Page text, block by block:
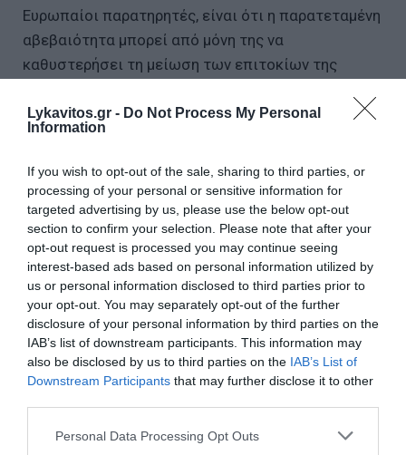
Lykavitos.gr - Do Not Process My Personal
Information
If you wish to opt-out of the sale, sharing to third parties, or
processing of your personal or sensitive information for
targeted advertising by us, please use the below opt-out
section to confirm your selection. Please note that after your
opt-out request is processed you may continue seeing
interest-based ads based on personal information utilized by
us or personal information disclosed to third parties prior to
your opt-out. You may separately opt-out of the further
disclosure of your personal information by third parties on the
IAB’s list of downstream participants. This information may
also be disclosed by us to third parties on the IAB’s List of
Downstream Participants that may further disclose it to other
Please note that this website/app uses one or more Google
Personal Data Processing Opt Outs
Ευρωπαίοι παρατηρητές, είναι ότι η παρατεταμένη
αβεβαιότητα μπορεί από μόνη της να
καθυστερήσει τη μείωση των επιτοκίων της
Αμερικανός Πρόεδρος.
στο νότιο τμήμα
ΗΠΑ: Τεράστιες περικοπές στις ανθρωπιστικές...
σπατάλες
Η Τουρκία ετοιμάζεται να θωρακίσει
στρατιωτικά τη Συρία εν μέσω ισραηλινών
βομβαρδισμών
Ακολουθήστε το Lykavitos.gr
στο Google News
και μάθετε πρώτοι όλες τις
ειδήσεις